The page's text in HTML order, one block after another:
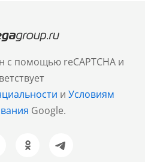
помощью reCAPTCHA и
и Условиям
Google.